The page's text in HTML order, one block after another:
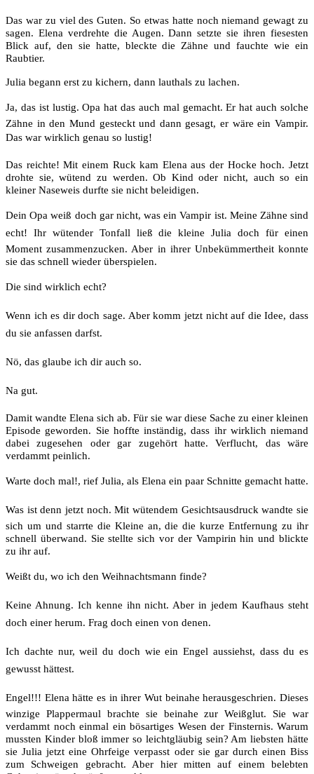
Das war zu viel des Guten. So etwas hatte noch niemand gewagt zu
sagen. Elena verdrehte die Augen. Dann setzte sie ihren fiesesten
Blick auf, den sie hatte, bleckte die Zähne und fauchte wie ein
Raubtier.
Julia begann erst zu kichern, dann lauthals zu lachen.
Ja, das ist lustig. Opa hat das auch mal gemacht. Er hat auch solche
Zähne in den Mund gesteckt und dann gesagt, er wäre ein Vampir.
Das war wirklich genau so lustig!
Das reichte! Mit einem Ruck kam Elena aus der Hocke hoch. Jetzt
drohte sie, wütend zu werden. Ob Kind oder nicht, auch so ein
kleiner Naseweis durfte sie nicht beleidigen.
Dein Opa weiß doch gar nicht, was ein Vampir ist. Meine Zähne sind
echt! Ihr wütender Tonfall ließ die kleine Julia doch für einen
Moment zusammenzucken. Aber in ihrer Unbekümmertheit konnte
sie das schnell wieder überspielen.
Die sind wirklich echt?
Wenn ich es dir doch sage. Aber komm jetzt nicht auf die Idee, dass
du sie anfassen darfst.
Nö, das glaube ich dir auch so.
Na gut.
Damit wandte Elena sich ab. Für sie war diese Sache zu einer kleinen
Episode geworden. Sie hoffte inständig, dass ihr wirklich niemand
dabei zugesehen oder gar zugehört hatte. Verflucht, das wäre
verdammt peinlich.
Warte doch mal!, rief Julia, als Elena ein paar Schnitte gemacht hatte.
Was ist denn jetzt noch. Mit wütendem Gesichtsausdruck wandte sie
sich um und starrte die Kleine an, die die kurze Entfernung zu ihr
schnell überwand. Sie stellte sich vor der Vampirin hin und blickte
zu ihr auf.
Weißt du, wo ich den Weihnachtsmann finde?
Keine Ahnung. Ich kenne ihn nicht. Aber in jedem Kaufhaus steht
doch einer herum. Frag doch einen von denen.
Ich dachte nur, weil du doch wie ein Engel aussiehst, dass du es
gewusst hättest.
Engel!!! Elena hätte es in ihrer Wut beinahe herausgeschrien. Dieses
winzige Plappermaul brachte sie beinahe zur Weißglut. Sie war
verdammt noch einmal ein bösartiges Wesen der Finsternis. Warum
mussten Kinder bloß immer so leichtgläubig sein? Am liebsten hätte
sie Julia jetzt eine Ohrfeige verpasst oder sie gar durch einen Biss
zum Schweigen gebracht. Aber hier mitten auf einem belebten